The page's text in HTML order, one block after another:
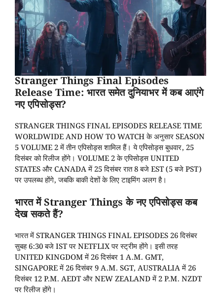
Stranger Things Final Episodes
Release Time: भारत समेत दुनियाभर में कब आएंगे
नए एपिसोड्स?
STRANGER THINGS FINAL EPISODES RELEASE TIME
WORLDWIDE AND HOW TO WATCH के अनुसार SEASON
5 VOLUME 2 में तीन एपिसोड्स शामिल हैं। ये एपिसोड्स बुधवार, 25
दिसंबर को रिलीज होंगे। VOLUME 2 के एपिसोड्स UNITED
STATES और CANADA में 25 दिसंबर रात 8 बजे EST (5 बजे PST)
पर उपलब्ध होंगे, जबकि बाकी देशों के लिए टाइमिंग अलग है।
भारत में Stranger Things के नए एपिसोड्स कब
देख सकते हैं?
भारत में STRANGER THINGS FINAL EPISODES 26 दिसंबर
सुबह 6:30 बजे IST पर NETFLIX पर स्ट्रीम होंगे। इसी तरह
UNITED KINGDOM में 26 दिसंबर 1 A.M. GMT,
SINGAPORE में 26 दिसंबर 9 A.M. SGT, AUSTRALIA में 26
दिसंबर 12 P.M. AEDT और NEW ZEALAND में 2 P.M. NZDT
पर रिलीज होंगे।